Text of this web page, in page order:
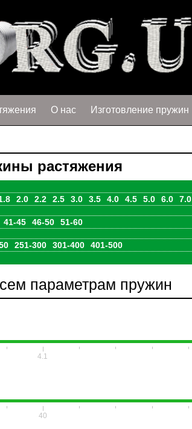
О нас Изготовление пружин
растяжения
2.0 2.2 2.5 3.0 3.5 4.0 4.5 5.0 6.0 7.0
41-45 46-50 51-60
251-300 301-400 401-500
параметрам пружин
4.1
40